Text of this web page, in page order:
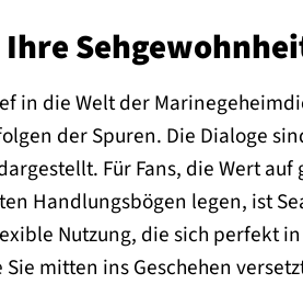
Ihre
in die Welt der
der Spuren. Die Dialoge
Für Fans, die Wert
Handlungsbögen legen, ist
Nutzung, die sich perfekt
mitten ins Geschehen